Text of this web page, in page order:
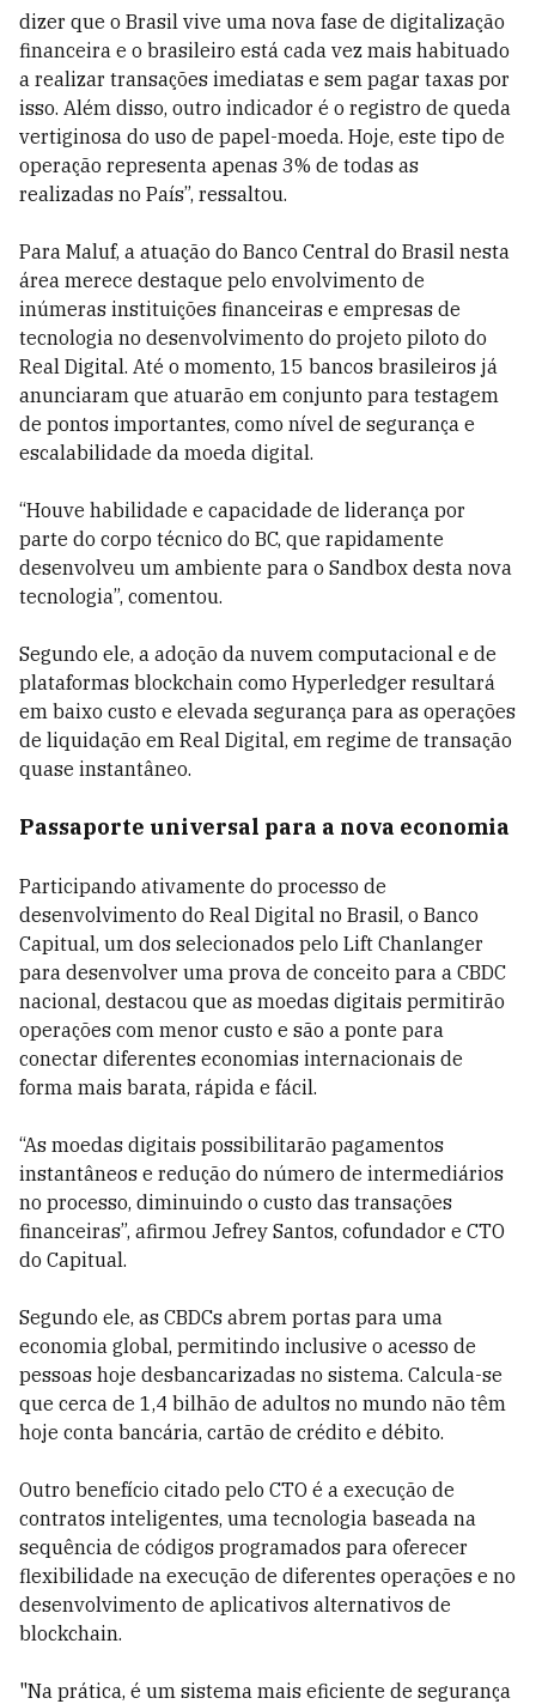
dizer que o Brasil vive uma nova fase de digitalização
financeira e o brasileiro está cada vez mais habituado
a realizar transações imediatas e sem pagar taxas por
isso. Além disso, outro indicador é o registro de queda
vertiginosa do uso de papel-moeda. Hoje, este tipo de
operação representa apenas 3% de todas as
realizadas no País”, ressaltou.
Para Maluf, a atuação do Banco Central do Brasil nesta
área merece destaque pelo envolvimento de
inúmeras instituições financeiras e empresas de
tecnologia no desenvolvimento do projeto piloto do
Real Digital. Até o momento, 15 bancos brasileiros já
anunciaram que atuarão em conjunto para testagem
de pontos importantes, como nível de segurança e
escalabilidade da moeda digital.
“Houve habilidade e capacidade de liderança por
parte do corpo técnico do BC, que rapidamente
desenvolveu um ambiente para o Sandbox desta nova
tecnologia”, comentou.
Segundo ele, a adoção da nuvem computacional e de
plataformas blockchain como Hyperledger resultará
em baixo custo e elevada segurança para as operações
de liquidação em Real Digital, em regime de transação
quase instantâneo.
Passaporte universal para a nova economia
Participando ativamente do processo de
desenvolvimento do Real Digital no Brasil, o Banco
Capitual, um dos selecionados pelo Lift Chanlanger
para desenvolver uma prova de conceito para a CBDC
nacional, destacou que as moedas digitais permitirão
operações com menor custo e são a ponte para
conectar diferentes economias internacionais de
forma mais barata, rápida e fácil.
“As moedas digitais possibilitarão pagamentos
instantâneos e redução do número de intermediários
no processo, diminuindo o custo das transações
financeiras”, afirmou Jefrey Santos, cofundador e CTO
do Capitual.
Segundo ele, as CBDCs abrem portas para uma
economia global, permitindo inclusive o acesso de
pessoas hoje desbancarizadas no sistema. Calcula-se
que cerca de 1,4 bilhão de adultos no mundo não têm
hoje conta bancária, cartão de crédito e débito.
Outro benefício citado pelo CTO é a execução de
contratos inteligentes, uma tecnologia baseada na
sequência de códigos programados para oferecer
flexibilidade na execução de diferentes operações e no
desenvolvimento de aplicativos alternativos de
blockchain.
"Na prática, é um sistema mais eficiente de segurança